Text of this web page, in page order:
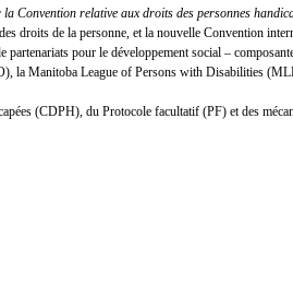
Convention relative aux droits des personnes
droits de la personne, et la nouvelle Convention
pour le développement social –
Manitoba League of Persons with Disabilities
(CDPH), du Protocole facultatif (PF) et des